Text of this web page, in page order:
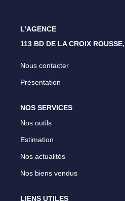
L'AGENCE
113 BD DE LA CROIX
Nous contacter
Présentation
NOS SERVICES
Nos outils
Estimation
Nos actualités
Nos biens vendus
LIENS UTILES